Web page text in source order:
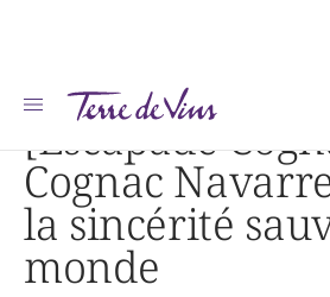
Accueil [Escapade Cognac] Cognac Navarre : quand la
[Escapade
Cognac
la sincérité
monde